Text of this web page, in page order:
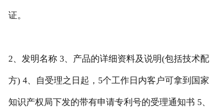
证。
2、发明名称 3、产品的详细资料及说明(包括技术配
方) 4、自受理之日起，5个工作日内客户可拿到国家
知识产权局下发的带有申请专利号的受理通知书 5、